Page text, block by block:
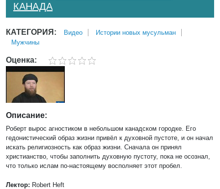
КАНАДА
КАТЕГОРИЯ: Bидео
Истории новых мусульман
Мужчины
Оценка:
Описание:
Роберт вырос агностиком в небольшом канадском городке. Его
гедонистический образ жизни привёл к духовной пустоте, и он начал
искать религиозность как образ жизни. Сначала он принял
христианство, чтобы заполнить духовную пустоту, пока не осознал,
что только ислам по-настоящему восполняет этот пробел.
Лектор: Robert Heft